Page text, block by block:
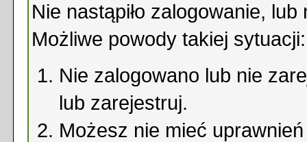
Nie nastąpiło zalogowanie,
Możliwe powody takiej sytuacji:
Nie zalogowano lub nie
lub zarejestruj.
Możesz nie mieć